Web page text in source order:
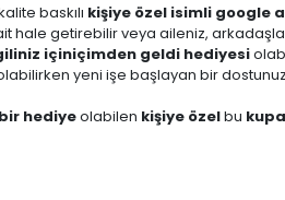
baskılı kişiye özel isimli google
hale getirebilir veya aileniz,
içiniçimden geldi hediyesi
yeni işe başlayan bir
hediyeolabilen kişiye özelbu